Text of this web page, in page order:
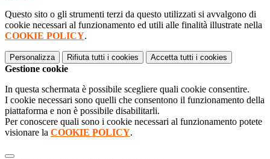
Questo sito o gli strumenti terzi da questo utilizzati si avvalgono di
cookie necessari al funzionamento ed utili alle finalità illustrate nella
COOKIE POLICY.
Personalizza Rifiuta tutti i cookies Accetta tutti i cookies
Gestione cookie
In questa schermata è possibile scegliere quali cookie consentire.
I cookie necessari sono quelli che consentono il funzionamento della
piattaforma e non è possibile disabilitarli.
Per conoscere quali sono i cookie necessari al funzionamento potete
visionare la COOKIE POLICY.